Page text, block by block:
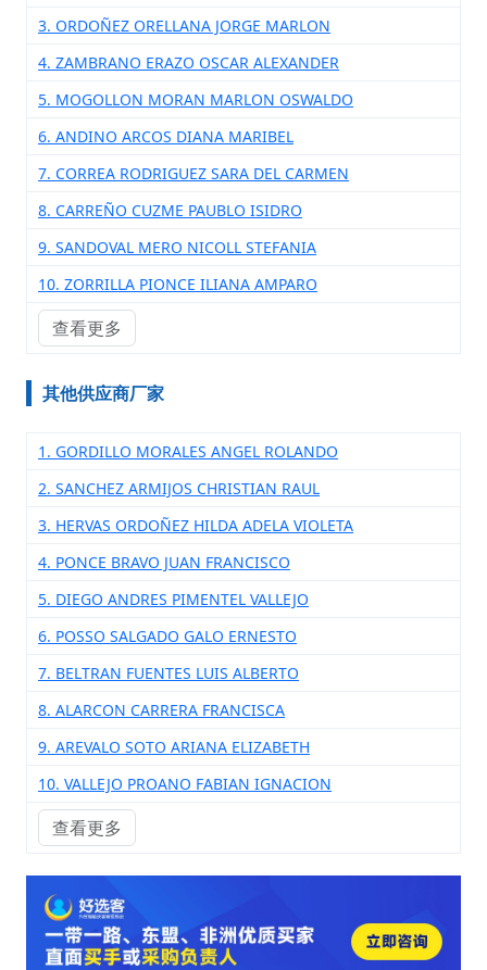
3. ORDOÑEZ ORELLANA JORGE MARLON
4. ZAMBRANO ERAZO OSCAR ALEXANDER
5. MOGOLLON MORAN MARLON OSWALDO
6. ANDINO ARCOS DIANA MARIBEL
7. CORREA RODRIGUEZ SARA DEL CARMEN
8. CARREÑO CUZME PAUBLO ISIDRO
9. SANDOVAL MERO NICOLL STEFANIA
10. ZORRILLA PIONCE ILIANA AMPARO
查看更多
其他供应商厂家
1. GORDILLO MORALES ANGEL ROLANDO
2. SANCHEZ ARMIJOS CHRISTIAN RAUL
3. HERVAS ORDOÑEZ HILDA ADELA VIOLETA
4. PONCE BRAVO JUAN FRANCISCO
5. DIEGO ANDRES PIMENTEL VALLEJO
6. POSSO SALGADO GALO ERNESTO
7. BELTRAN FUENTES LUIS ALBERTO
8. ALARCON CARRERA FRANCISCA
9. AREVALO SOTO ARIANA ELIZABETH
10. VALLEJO PROANO FABIAN IGNACION
查看更多